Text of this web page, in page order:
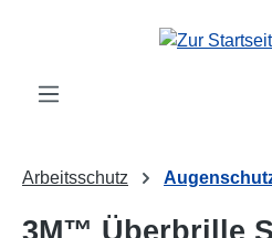
Zum Hauptinhalt springen
Arbeitsschutz
3M™ Überbrille